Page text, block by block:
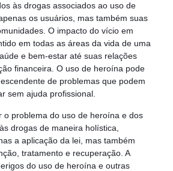
às drogas associados ao uso de
os usuários, mas também suas
O impacto do vício em
em todas as áreas da vida de uma
e bem-estar até suas relações
financeira. O uso de heroína pode
de problemas que podem
sem ajuda profissional.
o problema do uso de heroína e dos
drogas de maneira holística,
a aplicação da lei, mas também
tratamento e recuperação. A
do uso de heroína e outras